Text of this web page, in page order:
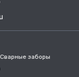
Сварные заборы